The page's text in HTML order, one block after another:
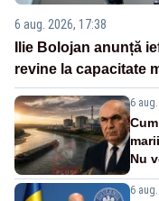
6 aug. 2026, 17:38
Ilie Bolojan anunță
revine la capacitate
6
Nu
6